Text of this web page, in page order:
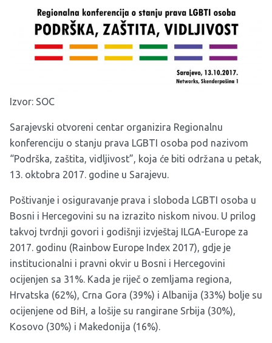
Izvor: SOC
Sarajevski otvoreni centar organizira Regionalnu
konferenciju o stanju prava LGBTI osoba pod nazivom
“Podrška, zaštita, vidljivost”, koja će biti održana u petak,
13. oktobra 2017. godine u Sarajevu.
Poštivanje i osiguravanje prava i sloboda LGBTI osoba u
Bosni i Hercegovini su na izrazito niskom nivou. U prilog
takvoj tvrdnji govori i godišnji izvještaj ILGA-Europe za
2017. godinu (Rainbow Europe Index 2017), gdje je
institucionalni i pravni okvir u Bosni i Hercegovini
ocijenjen sa 31%. Kada je riječ o zemljama regiona,
Hrvatska (62%), Crna Gora (39%) i Albanija (33%) bolje su
ocijenjene od BiH, a lošije su rangirane Srbija (30%),
Kosovo (30%) i Makedonija (16%).